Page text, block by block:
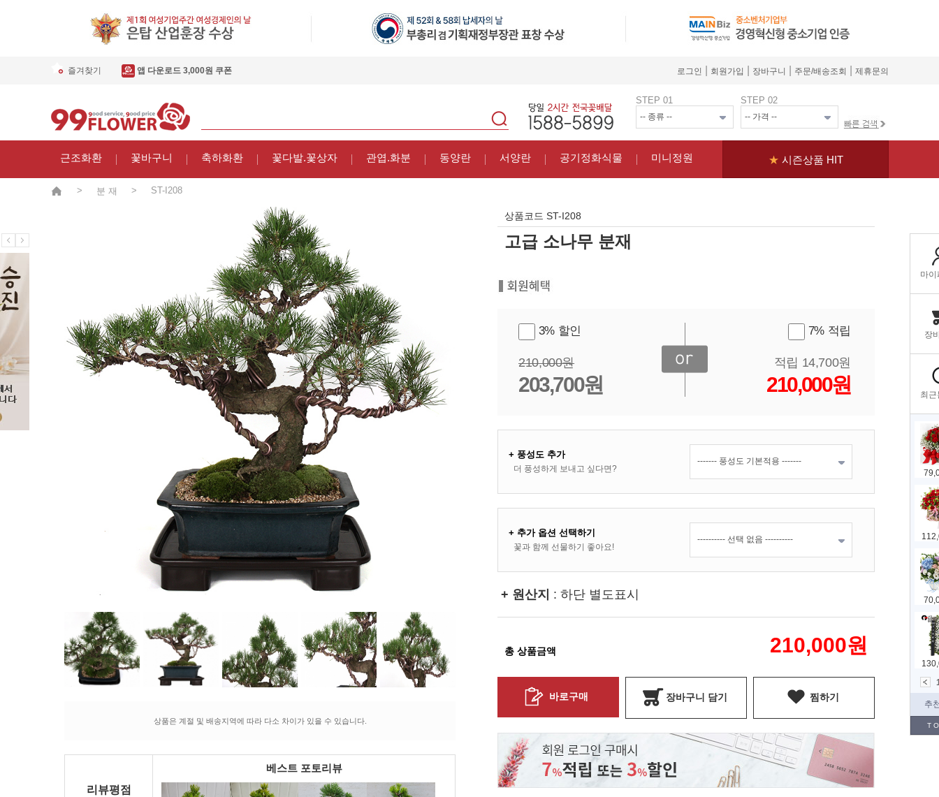
즐겨찾기 앱 다운로드 3,000원 쿠폰 로그인 회원가입 장바구니 주문/배송조회 제휴문의
STEP 01 STEP 02
근조화환 꽃바구니 축하화환 꽃다발.꽃상자 관엽.화분 동양란 서양란 공기정화식물 미니정원 ★ 시즌상품 HIT
> 분 재 > ST-I208
상품은 계절 및 배송지역에 따라 다소 차이가 있을 수 있습니다.
리뷰평점
베스트 포토리뷰
상품코드 ST-I208
고급 소나무 분재
3% 할인
210,000원
203,700원
7% 적립
적립 14,700원
210,000원
+ 풍성도 추가
더 풍성하게 보내고 싶다면?
+ 추가 옵션 선택하기
꽃과 함께 선물하기 좋아요!
+ 원산지 : 하단 별도표시
총 상품금액 210,000원
바로구매 장바구니 담기 찜하기